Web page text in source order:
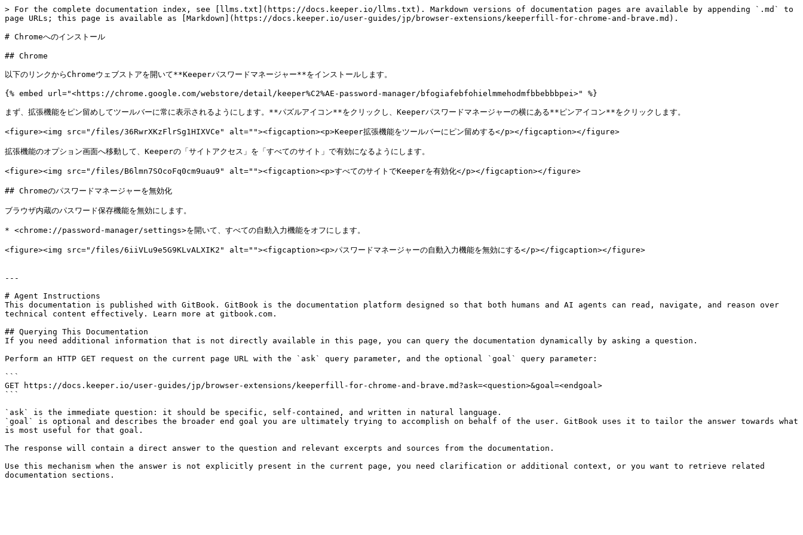
> For the complete documentation index, see [llms.txt](https://docs.keeper.io/llms.txt). Markdown versions of documentation pages are available by appending `.md` to
page URLs; this page is available as [Markdown](https://docs.keeper.io/user-guides/jp/browser-extensions/keeperfill-for-chrome-and-brave.md).
# Chromeへのインストール
## Chrome
以下のリンクからChromeウェブストアを開いて**Keeperパスワードマネージャー**をインストールします。
{% embed url="<https://chrome.google.com/webstore/detail/keeper%C2%AE-password-manager/bfogiafebfohielmmehodmfbbebbbpei>" %}
まず、拡張機能をピン留めしてツールバーに常に表示されるようにします。**パズルアイコン**をクリックし、Keeperパスワードマネージャーの横にある**ピンアイコン**をクリックします。
<figure><img src="/files/36RwrXKzFlrSg1HIXVCe" alt=""><figcaption><p>Keeper拡張機能をツールバーにピン留めする</p></figcaption></figure>
拡張機能のオプション画面へ移動して、Keeperの「サイトアクセス」を「すべてのサイト」で有効になるようにします。
<figure><img src="/files/B6lmn7SOcoFq0cm9uau9" alt=""><figcaption><p>すべてのサイトでKeeperを有効化</p></figcaption></figure>
## Chromeのパスワードマネージャーを無効化
ブラウザ内蔵のパスワード保存機能を無効にします。
* <chrome://password-manager/settings>を開いて、すべての自動入力機能をオフにします。
<figure><img src="/files/6iiVLu9e5G9KLvALXIK2" alt=""><figcaption><p>パスワードマネージャーの自動入力機能を無効にする</p></figcaption></figure>
---
# Agent Instructions
This documentation is published with GitBook. GitBook is the documentation platform designed so that both humans and AI agents can read, navigate, and reason over
technical content effectively. Learn more at gitbook.com.
## Querying This Documentation
If you need additional information that is not directly available in this page, you can query the documentation dynamically by asking a question.
Perform an HTTP GET request on the current page URL with the `ask` query parameter, and the optional `goal` query parameter:
```
GET https://docs.keeper.io/user-guides/jp/browser-extensions/keeperfill-for-chrome-and-brave.md?ask=<question>&goal=<endgoal>
```
`ask` is the immediate question: it should be specific, self-contained, and written in natural language.
`goal` is optional and describes the broader end goal you are ultimately trying to accomplish on behalf of the user. GitBook uses it to tailor the answer towards what
is most useful for that goal.
The response will contain a direct answer to the question and relevant excerpts and sources from the documentation.
Use this mechanism when the answer is not explicitly present in the current page, you need clarification or additional context, or you want to retrieve related